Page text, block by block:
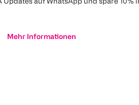
Mehr Informationen